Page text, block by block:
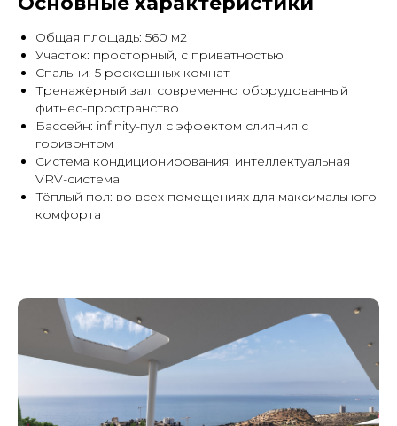
Общая площадь: 560 м2
Участок: просторный, с приватностью
Спальни: 5 роскошных комнат
Тренажёрный зал: современно оборудованный
фитнес-пространство
Бассейн: infinity-пул с эффектом слияния с
горизонтом
Система кондиционирования: интеллектуальная
VRV-система
Тёплый пол: во всех помещениях для максимального
комфорта